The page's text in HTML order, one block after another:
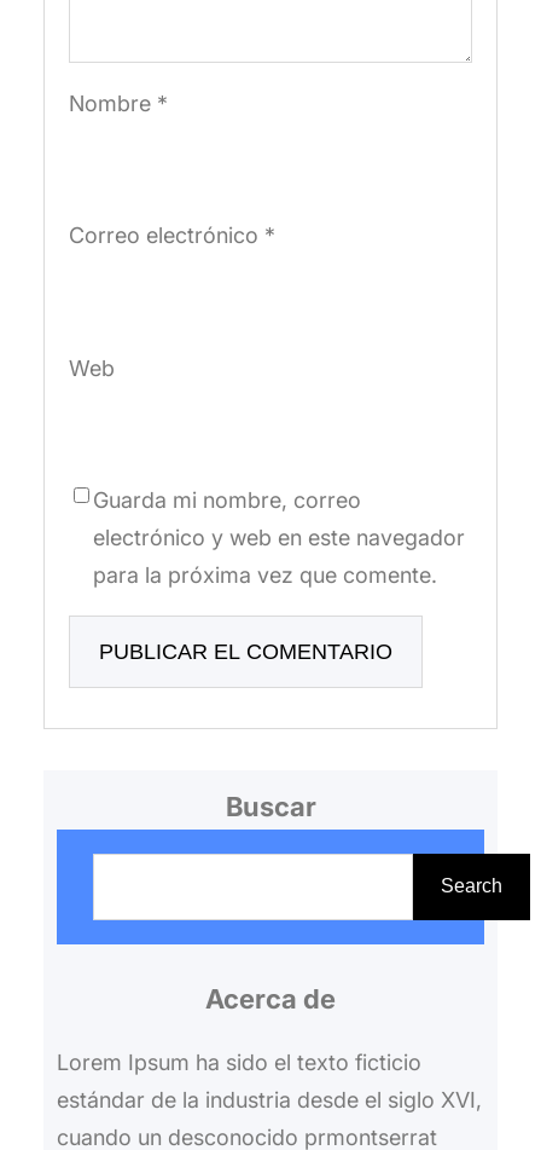
Nombre *
Correo electrónico *
Web
Guarda mi nombre, correo
electrónico y web en este navegador
para la próxima vez que comente.
Buscar
Search
Acerca de
Lorem Ipsum ha sido el texto ficticio
estándar de la industria desde el siglo XVI,
cuando un desconocido prmontserrat